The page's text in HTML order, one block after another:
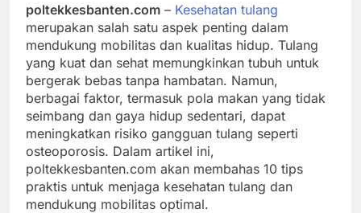
poltekkesbanten.com – Kesehatan tulang
merupakan salah satu aspek penting dalam
mendukung mobilitas dan kualitas hidup. Tulang
yang kuat dan sehat memungkinkan tubuh untuk
bergerak bebas tanpa hambatan. Namun,
berbagai faktor, termasuk pola makan yang tidak
seimbang dan gaya hidup sedentari, dapat
meningkatkan risiko gangguan tulang seperti
osteoporosis. Dalam artikel ini,
poltekkesbanten.com akan membahas 10 tips
praktis untuk menjaga kesehatan tulang dan
mendukung mobilitas optimal.